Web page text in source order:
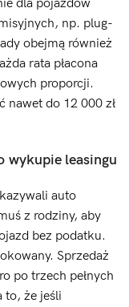
dla pojazdów
np. plug-
obejmą również
rata płacona
proporcji.
nawet do 12 000 zł
wykupie leasingu
auto
z rodziny, aby
bez podatku.
Sprzedaż
po trzech pełnych
to, że jeśli